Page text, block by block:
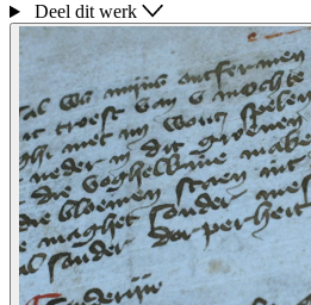
Deel dit werk